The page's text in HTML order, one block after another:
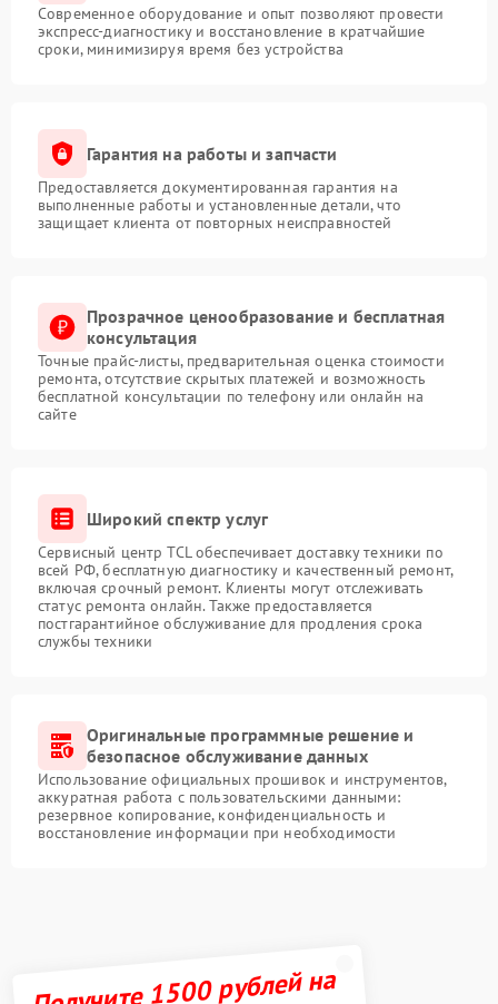
Современное оборудование и опыт позволяют провести
экспресс-диагностику и восстановление в кратчайшие
сроки, минимизируя время без устройства
Гарантия на работы и запчасти
Предоставляется документированная гарантия на
выполненные работы и установленные детали, что
защищает клиента от повторных неисправностей
Прозрачное ценообразование и бесплатная
консультация
Точные прайс-листы, предварительная оценка стоимости
ремонта, отсутствие скрытых платежей и возможность
бесплатной консультации по телефону или онлайн на
сайте
Широкий спектр услуг
Сервисный центр TCL обеспечивает доставку техники по
всей РФ, бесплатную диагностику и качественный ремонт,
включая срочный ремонт. Клиенты могут отслеживать
статус ремонта онлайн. Также предоставляется
постгарантийное обслуживание для продления срока
службы техники
Оригинальные программные решение и
безопасное обслуживание данных
Использование официальных прошивок и инструментов,
аккуратная работа с пользовательскими данными:
резервное копирование, конфиденциальность и
восстановление информации при необходимости